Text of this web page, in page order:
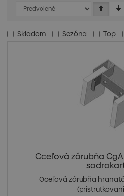
Skladom Sezóna Top
Oceľová zárubňa
Oceľová zárubňa